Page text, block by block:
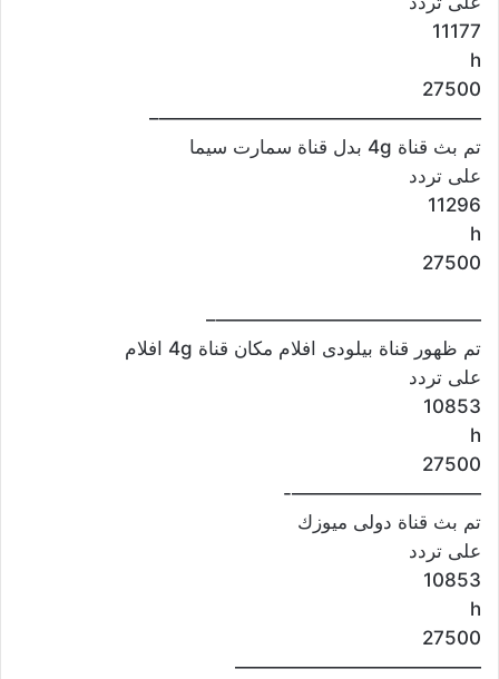
11177
h
27500
—————————————————–
تم بث قناة 4g بدل قناة سمارت سيما
على تردد
11296
h
27500
——————————————–
تم ظهور قناة بيلودى افلام مكان قناة 4g افلام
على تردد
10853
h
27500
——————————-
تم بث قناة دولى ميوزك
على تردد
10853
h
27500
—————————————